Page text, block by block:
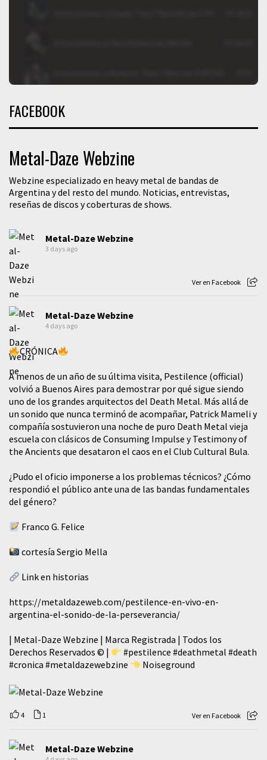
FACEBOOK
Metal-Daze Webzine
Webzine especializado en heavy metal de bandas de
Argentina y del resto del mundo. Noticias, entrevistas,
reseñas de discos y coberturas de shows.
Metal-Daze Webzine
3 days ago
Ver en Facebook
Metal-Daze Webzine
4 days ago
CRÓNICA
A menos de un año de su última visita, Pestilence (official)
volvió a Buenos Aires para demostrar por qué sigue siendo
uno de los grandes arquitectos del Death Metal. Más allá de
un sonido que nunca terminó de acompañar, Patrick Mameli y
compañía sostuvieron una noche de puro Death Metal vieja
escuela con clásicos de Consuming Impulse y Testimony of
the Ancients que desataron el caos en el Club Cultural Bula.
¿Pudo el oficio imponerse a los problemas técnicos? ¿Cómo
respondió el público ante una de las bandas fundamentales
del género?
Franco G. Felice
cortesía Sergio Mella
Link en historias
https://metaldazeweb.com/pestilence-en-vivo-en-
argentina-el-sonido-de-la-perseverancia/
| Metal-Daze Webzine | Marca Registrada | Todos los
Derechos Reservados © |
#pestilence #deathmetal #death
#cronica #metaldazewebzine Noiseground
4 1 Ver en Facebook
Metal-Daze Webzine